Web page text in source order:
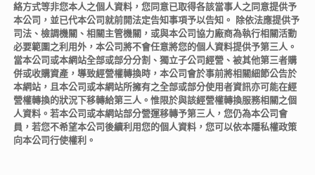
絡方式等非您本人之個人資料，您同意已取得各該當事人之同意提供予
本公司，並已代本公司就前開法定告知事項予以告知。 除依法應提供予
司法、檢調機關、相關主管機關，或與本公司協力廠商為執行相關活動
必要範圍之利用外，本公司將不會任意將您的個人資料提供予第三人。
當本公司或本網站全部或部分分割、獨立子公司經營、被其他第三者購
併或收購資產，導致經營權轉換時，本公司會於事前將相關細節公告於
本網站，且本公司或本網站所擁有之全部或部分使用者資訊亦可能在經
營權轉換的狀況下移轉給第三人。惟限於與該經營權轉換服務相關之個
人資料。若本公司或本網站部分營運移轉予第三人，您仍為本公司會
員，若您不希望本公司後續利用您的個人資料，您可以依本隱私權政策
向本公司行使權利。